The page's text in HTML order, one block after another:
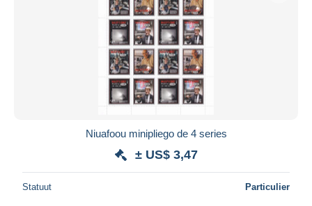
Niuafoou minipliego de 4 series
± US$ 3,47
Statuut Particulier